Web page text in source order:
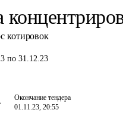
котировок
по 31.12.23
Окончание тендера
01.11.23, 20:55